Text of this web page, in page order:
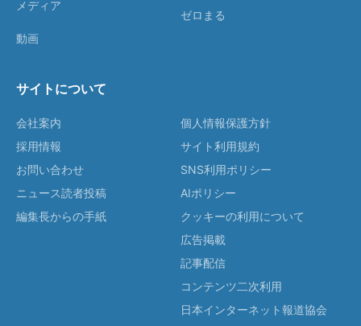
メディア
動画
ゼロまる
サイトについて
会社案内
採用情報
お問い合わせ
ニュース読者投稿
編集長からの手紙
個人情報保護方針
サイト利用規約
SNS利用ポリシー
AIポリシー
クッキーの利用について
広告掲載
記事配信
コンテンツ二次利用
日本インターネット報道協会